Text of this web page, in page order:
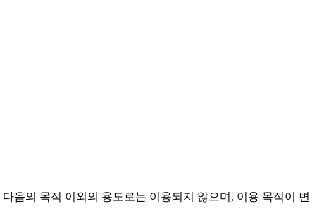
음의 목적 이외의 용도로는 이용되지 않으며, 이용 목적이 변